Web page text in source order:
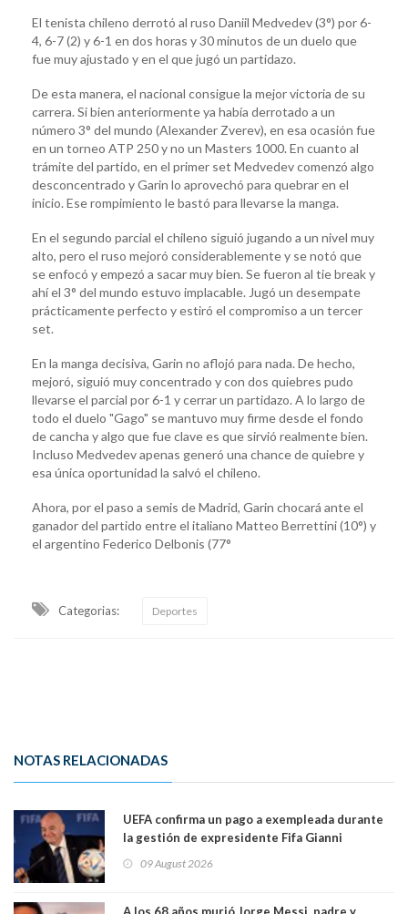
El tenista chileno derrotó al ruso Daniil Medvedev (3°) por 6-
4, 6-7 (2) y 6-1 en dos horas y 30 minutos de un duelo que
fue muy ajustado y en el que jugó un partidazo.
De esta manera, el nacional consigue la mejor victoria de su
carrera. Si bien anteriormente ya había derrotado a un
número 3° del mundo (Alexander Zverev), en esa ocasión fue
en un torneo ATP 250 y no un Masters 1000. En cuanto al
trámite del partido, en el primer set Medvedev comenzó algo
desconcentrado y Garin lo aprovechó para quebrar en el
inicio. Ese rompimiento le bastó para llevarse la manga.
En el segundo parcial el chileno siguió jugando a un nivel muy
alto, pero el ruso mejoró considerablemente y se notó que
se enfocó y empezó a sacar muy bien. Se fueron al tie break y
ahí el 3° del mundo estuvo implacable. Jugó un desempate
prácticamente perfecto y estiró el compromiso a un tercer
set.
En la manga decisiva, Garin no aflojó para nada. De hecho,
mejoró, siguió muy concentrado y con dos quiebres pudo
llevarse el parcial por 6-1 y cerrar un partidazo. A lo largo de
todo el duelo "Gago" se mantuvo muy firme desde el fondo
de cancha y algo que fue clave es que sirvió realmente bien.
Incluso Medvedev apenas generó una chance de quiebre y
esa única oportunidad la salvó el chileno.
Ahora, por el paso a semis de Madrid, Garin chocará ante el
ganador del partido entre el italiano Matteo Berrettini (10°) y
el argentino Federico Delbonis (77°
Categorias: Deportes
NOTAS RELACIONADAS
UEFA confirma un pago a exempleada durante
la gestión de expresidente Fifa Gianni
relación sentimental
09 August 2026